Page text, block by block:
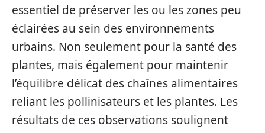
essentiel de préserver les ou les zones peu
éclairées au sein des environnements
urbains. Non seulement pour la santé des
plantes, mais également pour maintenir
l’équilibre délicat des chaînes alimentaires
reliant les pollinisateurs et les plantes. Les
résultats de ces observations soulignent